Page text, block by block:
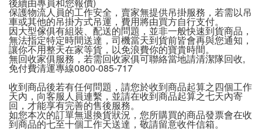
保護物流人員的工作安全，賣家無提供吊掛服務，若需以吊
車或其他的吊掛方式吊運，費用將由買方自行支付。
因大型傢俱有組裝、配送的問題，並非一般快速到貨商品，
無法指定特定時間送達，司機當天到貨前皆會再與您通知，
讓你不用整天在家等貨，以免浪費你的寶貴時間。
無回收家俱服務，若需回收家俱可聯絡當地請清潔隊回收,
免付費清運專線0800-085-717
收到商品後若有任何問題，請您於收到商品起算之四個工作
天內，向客服人員連繫，並請在收到商品起算之七天內寄
回，才能享有完善的售後服務。
如您本次的訂單無退換貨狀況，您所購買的商品發票會在收
到商品的七至十個工作天送達，敬請留意收件信箱。